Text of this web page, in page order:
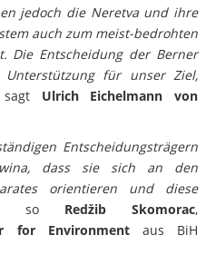
auch zum meist-bedrohten
Die Entscheidung der Berner
für unser Ziel,
Ulrich Eichelmann von
dass sie sich an den
orientieren und diese
soRedžib Skomorac,
for Environment
aus BiH